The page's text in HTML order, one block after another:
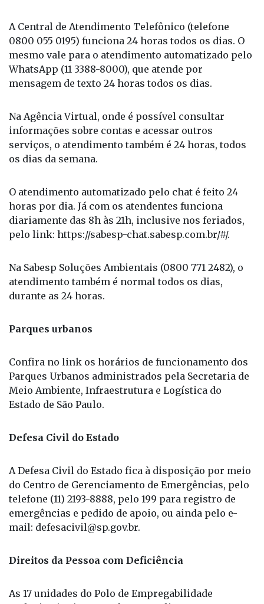
A Central de Atendimento Telefônico (telefone
0800 055 0195) funciona 24 horas todos os dias. O
mesmo vale para o atendimento automatizado pelo
WhatsApp (11 3388-8000), que atende por
mensagem de texto 24 horas todos os dias.
Na Agência Virtual, onde é possível consultar
informações sobre contas e acessar outros
serviços, o atendimento também é 24 horas, todos
os dias da semana.
O atendimento automatizado pelo chat é feito 24
horas por dia. Já com os atendentes funciona
diariamente das 8h às 21h, inclusive nos feriados,
pelo link: https://sabesp-chat.sabesp.com.br/#/.
Na Sabesp Soluções Ambientais (0800 771 2482), o
atendimento também é normal todos os dias,
durante as 24 horas.
Parques urbanos
Confira no link os horários de funcionamento dos
Parques Urbanos administrados pela Secretaria de
Meio Ambiente, Infraestrutura e Logística do
Estado de São Paulo.
Defesa Civil do Estado
A Defesa Civil do Estado fica à disposição por meio
do Centro de Gerenciamento de Emergências, pelo
telefone (11) 2193-8888, pelo 199 para registro de
emergências e pedido de apoio, ou ainda pelo e-
mail: defesacivil@sp.gov.br.
Direitos da Pessoa com Deficiência
As 17 unidades do Polo de Empregabilidade